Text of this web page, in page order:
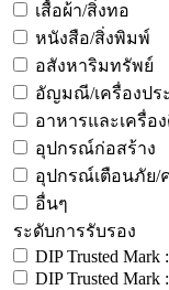
เสื้อผ้า/สิ่งทอ
หนังสือ/สิ่งพิมพ์
อสังหาริมทรัพย์
อัญมณี/เครื่องปร
อาหารและเครื่อ
อุปกรณ์ก่อสร้าง
อุปกรณ์เตือนภัย/
อื่นๆ
ระดับการรับรอง
DIP Trusted Mark
DIP Trusted Mark